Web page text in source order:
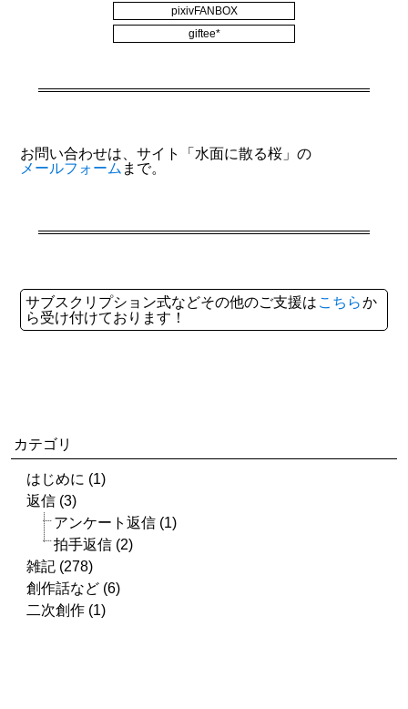
pixivFANBOX
giftee*
お問い合わせは、サイト「水面に散る桜」の
メールフォーム まで。
サブスクリプション式などその他のご支援は こちらか
ら受け付けております！
カテゴリ
はじめに (1)
返信 (3)
アンケート返信 (1)
拍手返信 (2)
雑記 (278)
創作話など (6)
二次創作 (1)